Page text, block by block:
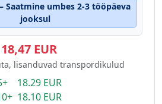
Saatmine umbes 2-3 tööpäeva
jooksul
18,47 EUR
lisanduvad transpordikulud
18.29 EUR
18.10 EUR